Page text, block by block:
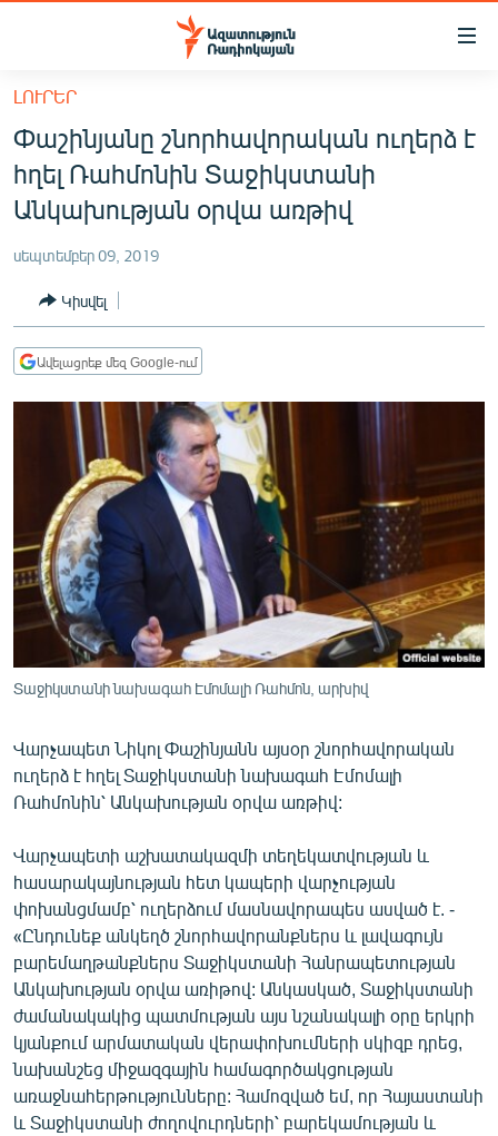
Մատչելիության
հիմնական
բովանդակությանը
Անցնել
հիմնական
մենյուին
ՀԱՅԱՍՏԱՆ
ՔԱՂԱՔԱԿԱՆ
ՀԱՍԱՐԱԿՈՒԹՅՈՒՆ
ՏՆՏԵՍՈՒԹՅՈՒՆ
ՂԱՐԱԲԱՂ
ՊԱՏԵՐԱԶՄԻ 6 ՇԱԲԱԹՆԵՐԸ
ՏԱՐԱԾԱՇՐՋԱՆ
ՄԻՋԱԶԳԱՅԻՆ
ՄՇԱԿՈՒՅԹ
ՍՊՈՐՏ
ՄԵԿՆԱԲԱՆՈՒԹՅՈՒՆ
ԱՐԽԻՎ
ՏԵՍԱՆՅՈՒԹԵՐ
ՁԳՏԵԼՈՎ ԼԱՎԱԳՈՒՅՆԻՆ
ՓՈԴՔԱՍԹ
Հայերեն
English
Русский
ՀԵՏԵՎԵՔ ՄԵԶ
ԼՈՒՐԵՐ
Փաշինյանը շնորհավորական ուղերձ է
հղել Ռահմոնին Տաջիկստանի
Անկախության օրվա առթիվ
սեպտեմբեր 09, 2019
Կիսվել
Ավելացրեք մեզ Google-ում
Տաջիկստանի նախագահ Էմոմալի Ռահմոն, արխիվ
Վարչապետ Նիկոլ Փաշինյանն այսօր շնորհավորական
ուղերձ է հղել Տաջիկստանի նախագահ Էմոմալի
Ռահմոնին՝ Անկախության օրվա առթիվ:
Վարչապետի աշխատակազմի տեղեկատվության և
հասարակայնության հետ կապերի վարչության
փոխանցմամբ՝ ուղերձում մասնավորապես ասված է. -
«Ընդունեք անկեղծ շնորհավորանքներս և լավագույն
բարեմաղթանքներս Տաջիկստանի Հանրապետության
Անկախության օրվա առիթով: Անկասկած, Տաջիկստանի
ժամանակակից պատմության այս նշանակալի օրը երկրի
կյանքում արմատական վերափոխումների սկիզբ դրեց,
նախանշեց միջազգային համագործակցության
առաջնահերթությունները: Համոզված եմ, որ Հայաստանի
և Տաջիկստանի ժողովուրդների՝ բարեկամության և